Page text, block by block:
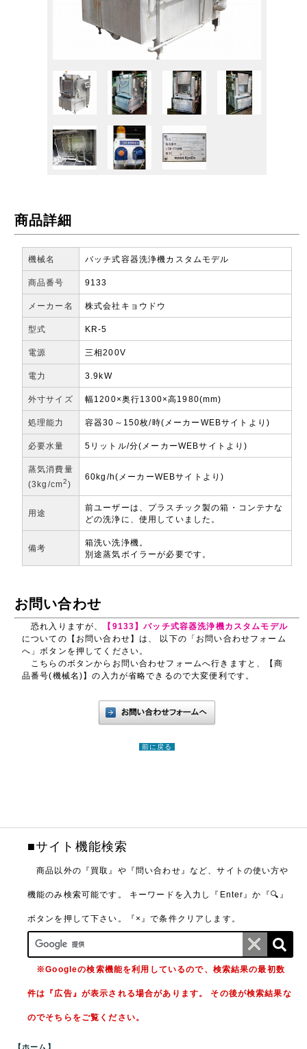
商品詳細
機械名 バッチ式容器洗浄機カスタムモデル
商品番号 9133
メーカー名 株式会社キョウドウ
型式 KR-5
電源 三相200V
電力 3.9kW
外寸サイズ 幅1200×奥行1300×高1980(mm)
処理能力 容器30～150枚/時(メーカーWEBサイトより)
必要水量 5リットル/分(メーカーWEBサイトより)
蒸気消費量
(3kg/cm2)
60kg/h(メーカーWEBサイトより)
用途
前ユーザーは、プラスチック製の箱・コンテナな
どの洗浄に、使用していました。
備考
箱洗い洗浄機。
別途蒸気ボイラーが必要です。
お問い合わせ
恐れ入りますが、
【9133】バッチ式容器洗浄機カスタムモデル
についての【お問い合わせ】は、 以下の「お問い合わせフォーム
へ」ボタンを押してください。
こちらのボタンからお問い合わせフォームへ行きますと、【商
品番号(機械名)】の入力が省略できるので大変便利です。
前に戻る
■サイト機能検索
商品以外の『買取』や『問い合わせ』など、サイトの使い方や
機能のみ検索可能です。 キーワードを入力し『Enter』か『🔍』
ボタンを押して下さい。『×』で条件クリアします。
※Googleの検索機能を利用しているので、検索結果の最初数
件は『広告』が表示される場合があります。 その後が検索結果な
のでそちらをご覧ください。
【ホーム】